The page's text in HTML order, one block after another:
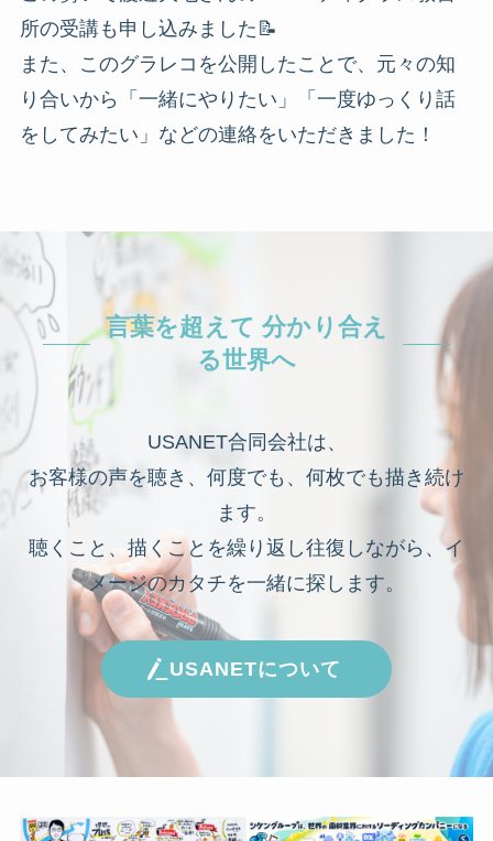
所の受講も申し込みました 📝
また、このグラレコを公開したことで、元々の知
り合いから「一緒にやりたい」「一度ゆっくり話
をしてみたい」などの連絡をいただきました！
言葉を超えて 分かり合え
る世界へ
USANET合同会社は、
お客様の声を聴き、何度でも、何枚でも描き続け
ます。
聴くこと、描くことを繰り返し往復しながら、イ
メージのカタチを一緒に探します。
USANETについて